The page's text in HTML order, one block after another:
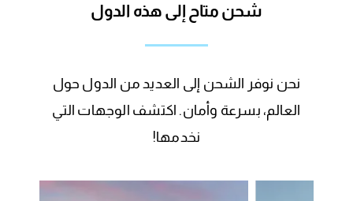
شحن متاح إلى هذه الدول
نحن نوفر الشحن إلى العديد من الدول حول
العالم، بسرعة وأمان. اكتشف الوجهات التي
نخدمها!